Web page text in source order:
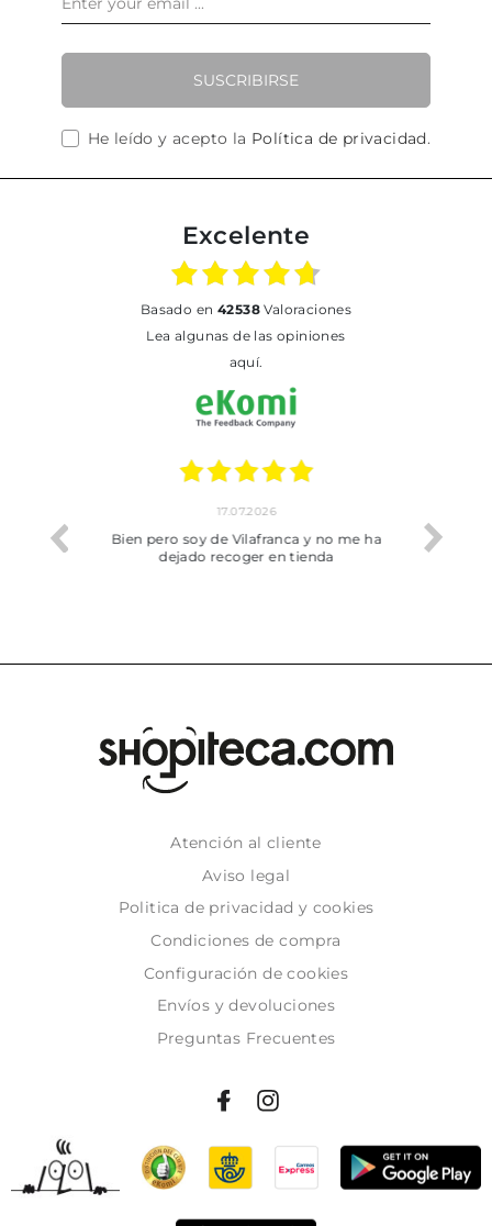
SUSCRIBIRSE
He leído y acepto la Política de privacidad.
Excelente
basado en 42538Valoraciones
Lea algunas de las opiniones
aquí.
trobat
17.07.2026
Bien pero soy de Vilafranca y no me ha
dejado recoger en tienda
Atención al cliente
Aviso legal
Politica de privacidad y cookies
Condiciones de compra
Configuración de cookies
Envíos y devoluciones
Preguntas Frecuentes